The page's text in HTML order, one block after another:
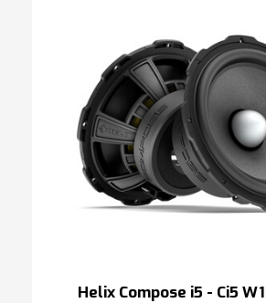
Helix Compose i5 - Ci5